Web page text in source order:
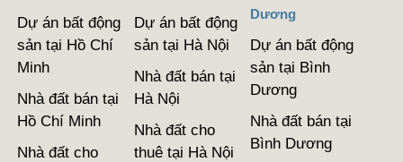
Dự án bất động
sản tại Hồ Chí
Minh
Nhà đất bán tại
Hồ Chí Minh
Nhà đất cho
Dự án bất động
sản tại Hà Nội
Nhà đất bán tại
Hà Nội
Nhà đất cho
thuê tại Hà Nội
Dương
Dự án bất động
sản tại Bình
Dương
Nhà đất bán tại
Bình Dương